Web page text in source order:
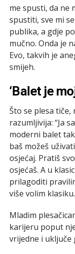
me spusti, da ne
spustiti, sve mi
publika, a gdje
mučno. Onda je
Evo, takvih je
smijeh.
‘Balet je
Što se plesa
razumljivija: “Ja
moderni balet
baš možeš
osjećaj. Pratiš
osjećaš. A u
prilagoditi
više volim
Mladim
karijeru poput
vrijedne i uključe